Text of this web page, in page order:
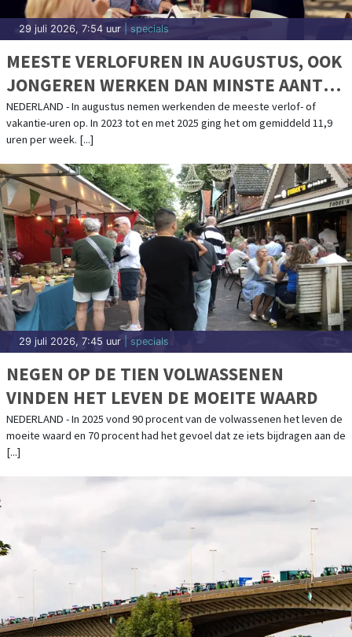
29 juli 2026, 7:54 uur | specials
MEESTE VERLOFUREN IN AUGUSTUS, OOK
JONGEREN WERKEN DAN MINSTE AANTAL
UREN
NEDERLAND - In augustus nemen werkenden de meeste verlof- of
vakantie-uren op. In 2023 tot en met 2025 ging het om gemiddeld 11,9
uren per week. [...]
29 juli 2026, 7:45 uur | specials
NEGEN OP DE TIEN VOLWASSENEN
VINDEN HET LEVEN DE MOEITE WAARD
NEDERLAND - In 2025 vond 90 procent van de volwassenen het leven de
moeite waard en 70 procent had het gevoel dat ze iets bijdragen aan de
[...]